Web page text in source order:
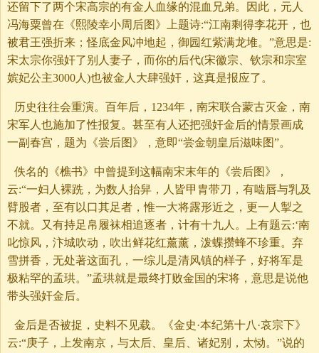
还留下了两个宋高宗的有金人血缘的混血兄弟。因此，元人
冯海粟曾在《熙陵幸小周后图》上题诗:“江南剩得李花开，也
被君王强折来；怪底金风冲地起，御园红紫满龙堆。”意思是:
宋太宗你强奸了别人妻子，而你的后代(宋徽宗、钦宗和宗室
嫔妃公主3000人)也被金人大肆强奸，这真是报应了。
历史往往会重演。百年后，1234年，南宋联合蒙古灭金，南
宋军人也施加了性报复。甚至有人还把强奸金后的情景画成
一副春宫，题为《尝后图》，意即“尝金朝皇后滋味图”。
佚名的《樵书》中曾提到这幅南宋末年的《尝后图》，
云:“一妇人裸跣，为数人抬舁，人皆甲胄带刀，有啮唇与乳及
臂股者，至有以口其足者，惟一大将露形近之，更一人掣之
不就。又有持足帛履袜相追逐者，计有十九人。上有题云:‘南
叱惊风，汴城吹动，吹出鲜花红薰薰，泼蝶攒蜂不珍重。弃
雪拼香，无处著这面孔，一综儿是清风镇的样子，好将军是
极粘罕的孟珙。”孟珙就是最终打败金国的宋将，意思是说他
带头强奸金后。
金后是否被捉，史料不见载。《金史·本纪第十八·哀宗下》
云:“庚子，上发南京，与太后、皇后、诸妃别，太恸。”说的